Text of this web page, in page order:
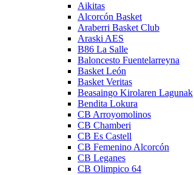
Aikitas
Alcorcón Basket
Araberri Basket Club
Araski AES
B86 La Salle
Baloncesto Fuentelarreyna
Basket León
Basket Veritas
Beasaingo Kirolaren Lagunak
Bendita Lokura
CB Arroyomolinos
CB Chamberi
CB Es Castell
CB Femenino Alcorcón
CB Leganes
CB Olimpico 64